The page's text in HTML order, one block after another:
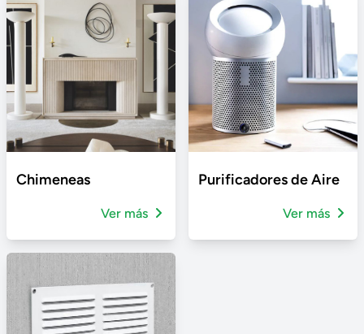
Chimeneas
Ver más
Purificadores de Aire
Ver más